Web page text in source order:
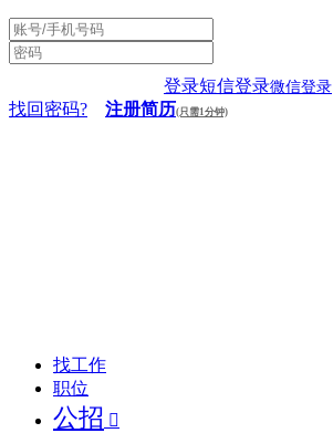
登录短信登录微信登录
找回密码? 注册简历(只需1分钟)
找工作
职位
公招 